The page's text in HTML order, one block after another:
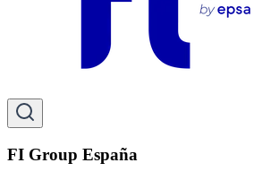
FI Group España